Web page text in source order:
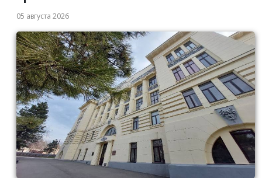
05 августа 2026